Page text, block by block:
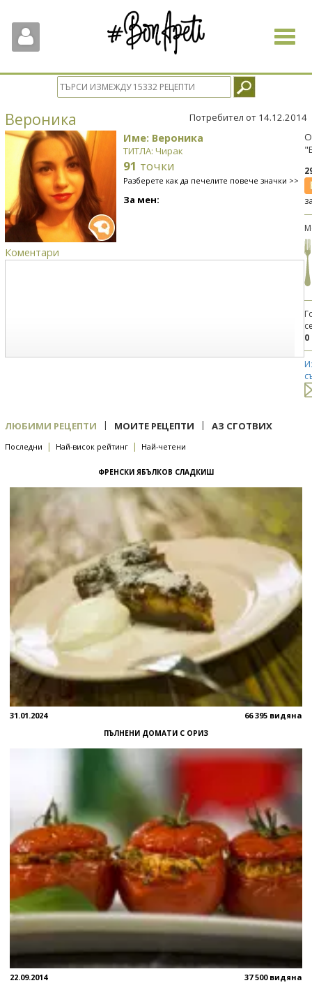
Toggle
Вероника Потребител от 14.12.2014
Име: Вероника
ТИТЛА: Чирак
91 точки
Разберете как да печелите повече значки >>
За мен:
Коментари
0
ЛЮБИМИ РЕЦЕПТИ | МОИТЕ РЕЦЕПТИ | АЗ СГОТВИХ
Последни | Най-висок рейтинг | Най-четени
ФРЕНСКИ ЯБЪЛКОВ СЛАДКИШ
31.01.2024 66 395 видяна
ПЪЛНЕНИ ДОМАТИ С ОРИЗ
22.09.2014 37 500 видяна